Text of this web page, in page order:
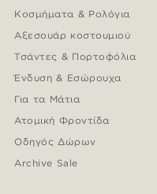
Κοσμήματα & Ρολόγια
Αξεσουάρ κοστουμιού
Τσάντες & Πορτοφόλια
Ένδυση & Εσώρουχα
Για τα Μάτια
Ατομική Φροντίδα
Οδηγός Δώρων
Archive Sale